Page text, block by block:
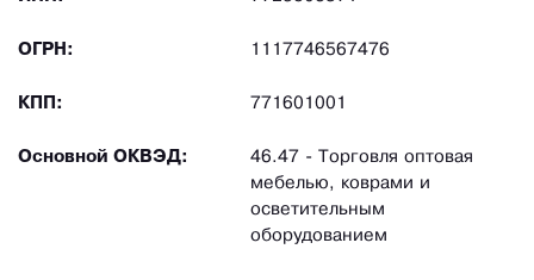
ОГРН: 1117746567476
КПП: 771601001
Основной ОКВЭД:
46.47 - Торговля оптовая
мебелью, коврами и
осветительным
оборудованием